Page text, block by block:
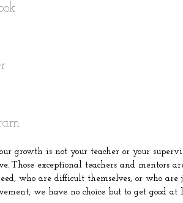
growth is not your teacher or your
Those exceptional teachers and mentors
who are difficult themselves, or who
we have no choice but to get good at